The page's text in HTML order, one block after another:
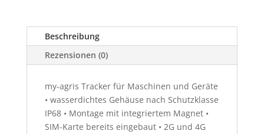
Menge
Beschreibung
Rezensionen (0)
my-agris Tracker für Maschinen und Geräte
• wasserdichtes Gehäuse nach Schutzklasse
IP68 • Montage mit integriertem Magnet •
SIM-Karte bereits eingebaut • 2G und 4G